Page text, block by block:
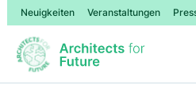
Neuigkeiten Veranstaltungen